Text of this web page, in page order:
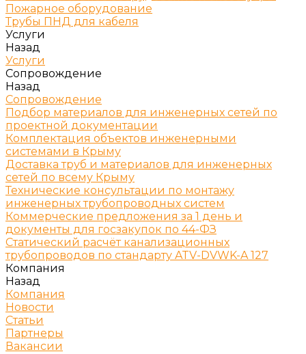
Пожарное оборудование
Трубы ПНД для кабеля
Услуги
Назад
Услуги
Сопровождение
Назад
Сопровождение
Подбор материалов для инженерных сетей по
проектной документации
Комплектация объектов инженерными
системами в Крыму
Доставка труб и материалов для инженерных
сетей по всему Крыму
Технические консультации по монтажу
инженерных трубопроводных систем
Коммерческие предложения за 1 день и
документы для госзакупок по 44-ФЗ
Статический расчёт канализационных
трубопроводов по стандарту ATV-DVWK-A 127
Компания
Назад
Компания
Новости
Статьи
Партнеры
Вакансии